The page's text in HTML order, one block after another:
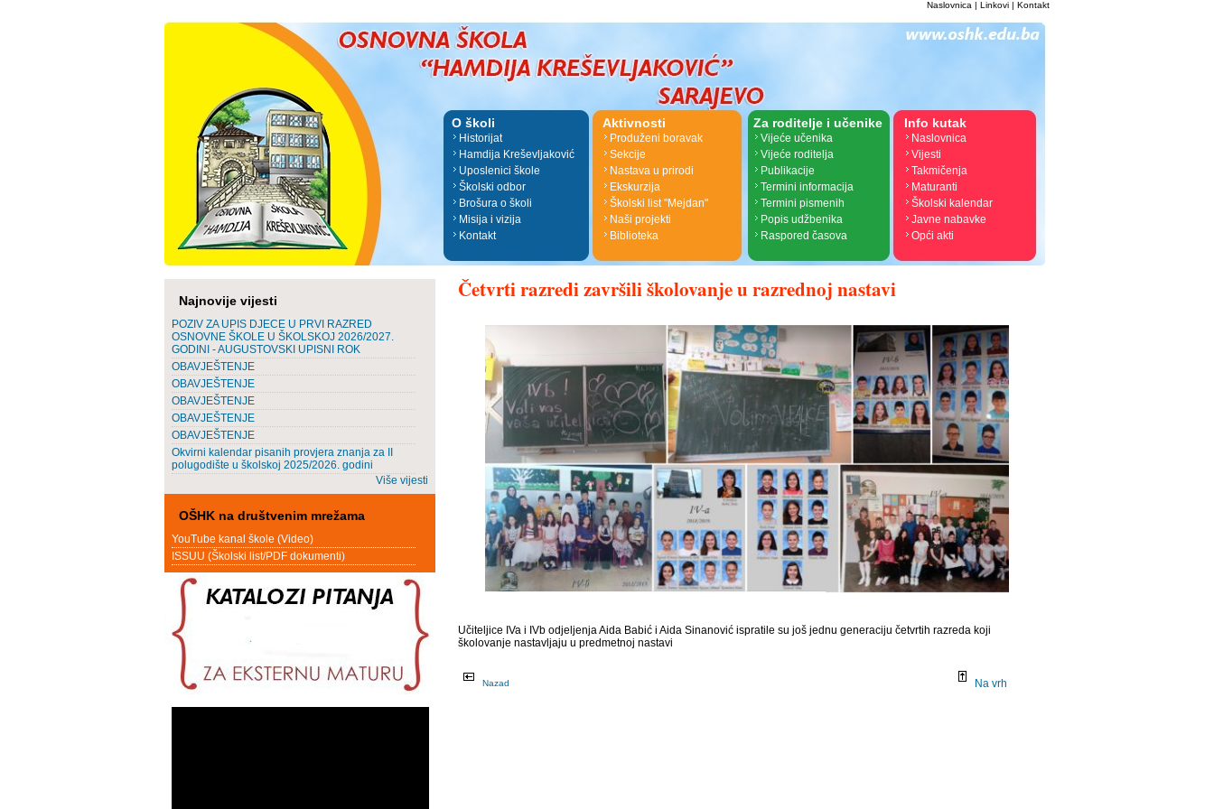
Naslovnica | Linkovi | Kontakt
O školi
Historijat
Hamdija Kreševljaković
Uposlenici škole
Školski odbor
Brošura o školi
Misija i vizija
Kontakt
Aktivnosti
Produženi boravak
Sekcije
Nastava u prirodi
Ekskurzija
Školski list "Mejdan"
Naši projekti
Biblioteka
Za roditelje i učenike
Vijeće učenika
Vijeće roditelja
Publikacije
Termini informacija
Termini pismenih
Popis udžbenika
Raspored časova
Info kutak
Naslovnica
Vijesti
Takmičenja
Maturanti
Školski kalendar
Javne nabavke
Opći akti
Najnovije vijesti
POZIV ZA UPIS DJECE U PRVI RAZRED
OSNOVNE ŠKOLE U ŠKOLSKOJ 2026/2027.
GODINI - AUGUSTOVSKI UPISNI ROK
OBAVJEŠTENJE
OBAVJEŠTENJE
OBAVJEŠTENJE
OBAVJEŠTENJE
OBAVJEŠTENJE
Okvirni kalendar pisanih provjera znanja za II
polugodište u školskoj 2025/2026. godini
Više vijesti
OŠHK na društvenim mrežama
YouTube kanal škole (Video)
ISSUU (Školski list/PDF dokumenti)
Četvrti razredi završili školovanje u razrednoj nastavi
Učiteljice IVa i IVb odjeljenja Aida Babić i Aida Sinanović ispratile su još jednu generaciju četvrtih razreda koji
školovanje nastavljaju u predmetnoj nastavi
Nazad Na vrh